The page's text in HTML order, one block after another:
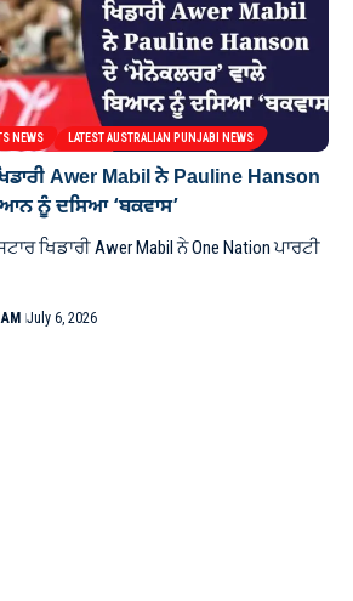
NEWS LATEST AUSTRALIAN PUNJABI NEWS
Awer Mabil ਨੇ Pauline Hanson
ਨੂੰ ਦਸਿਆ ‘ਬਕਵਾਸ’
ਖਿਡਾਰੀ Awer Mabil ਨੇ One Nation ਪਾਰਟੀ
July 6, 2026